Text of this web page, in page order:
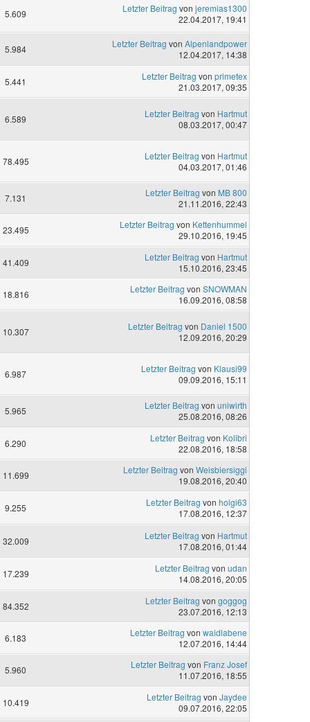
5.609 Letzter Beitrag von jeremias1300
22.04.2017, 19:41
5.984 Letzter Beitrag von Alpenlandpower
12.04.2017, 14:38
5.441 Letzter Beitrag von primetex
21.03.2017, 09:35
6.589 Letzter Beitrag von Hartmut
08.03.2017, 00:47
78.495 Letzter Beitrag von Hartmut
04.03.2017, 01:46
7.131 Letzter Beitrag von MB 800
21.11.2016, 22:43
23.495 Letzter Beitrag von Kettenhummel
29.10.2016, 19:45
41.409 Letzter Beitrag von Hartmut
15.10.2016, 23:45
18.816 Letzter Beitrag von SNOWMAN
16.09.2016, 08:58
10.307 Letzter Beitrag von Daniel 1500
12.09.2016, 20:29
6.987 Letzter Beitrag von Klausi99
09.09.2016, 15:11
5.965 Letzter Beitrag von uniwirth
25.08.2016, 08:26
6.290 Letzter Beitrag von Kolibri
22.08.2016, 18:58
11.699 Letzter Beitrag von Weisbiersiggi
19.08.2016, 20:40
9.255 Letzter Beitrag von holgi63
17.08.2016, 12:37
32.009 Letzter Beitrag von Hartmut
17.08.2016, 01:44
17.239 Letzter Beitrag von udan
14.08.2016, 20:05
84.352 Letzter Beitrag von goggog
23.07.2016, 12:13
6.183 Letzter Beitrag von waidlabene
12.07.2016, 14:44
5.960 Letzter Beitrag von Franz Josef
11.07.2016, 18:55
10.419 Letzter Beitrag von Jaydee
09.07.2016, 22:05